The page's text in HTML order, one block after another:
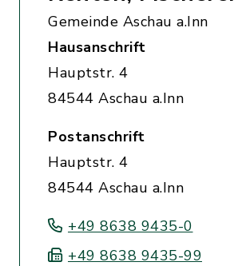
Gemeinde Aschau a.Inn
Hausanschrift
Hauptstr. 4
84544 Aschau a.Inn
Postanschrift
Hauptstr. 4
84544 Aschau a.Inn
+49 8638 9435-0
+49 8638 9435-99